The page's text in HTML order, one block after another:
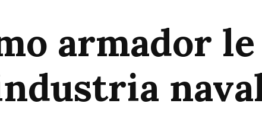
armador